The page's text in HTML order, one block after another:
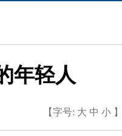
年轻人
【字号: 大 中 小 】